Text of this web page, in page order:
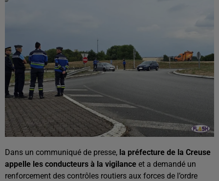
Dans un communiqué de presse, la préfecture de la Creuse
appelle les conducteurs à la vigilance et a demandé un
renforcement des contrôles routiers aux forces de l’ordre